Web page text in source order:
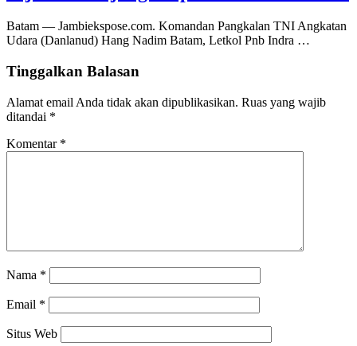
Batam — Jambiekspose.com. Komandan Pangkalan TNI Angkatan
Udara (Danlanud) Hang Nadim Batam, Letkol Pnb Indra …
Tinggalkan Balasan
Alamat email Anda tidak akan dipublikasikan. Ruas yang wajib
ditandai *
Komentar *
Nama *
Email *
Situs Web